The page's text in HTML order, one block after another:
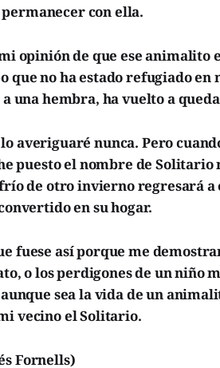
con ella.
opinión de que ese animalito
que no ha estado refugiado en
una hembra, ha vuelto a
averiguaré nunca. Pero
puesto el nombre de
de otro invierno regresará a
en su hogar.
fuese así porque me
o los perdigones de un niño
sea la vida de un
vecino el Solitario.
Fornells)